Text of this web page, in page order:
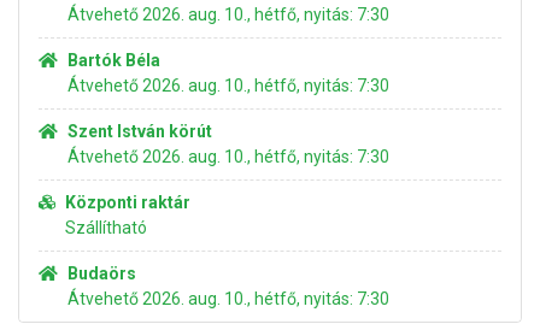
Átvehető 2026. aug. 10., hétfő, nyitás: 7:30
Bartók Béla
Átvehető 2026. aug. 10., hétfő, nyitás: 7:30
Szent István körút
Átvehető 2026. aug. 10., hétfő, nyitás: 7:30
Központi raktár
Szállítható
Budaörs
Átvehető 2026. aug. 10., hétfő, nyitás: 7:30